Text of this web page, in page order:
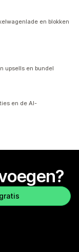
en blokken
upsells en bundel
en de AI-